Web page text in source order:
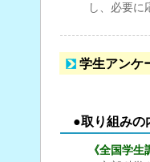
し、必要に
学生アンケ
●取り組みの
《全国学生